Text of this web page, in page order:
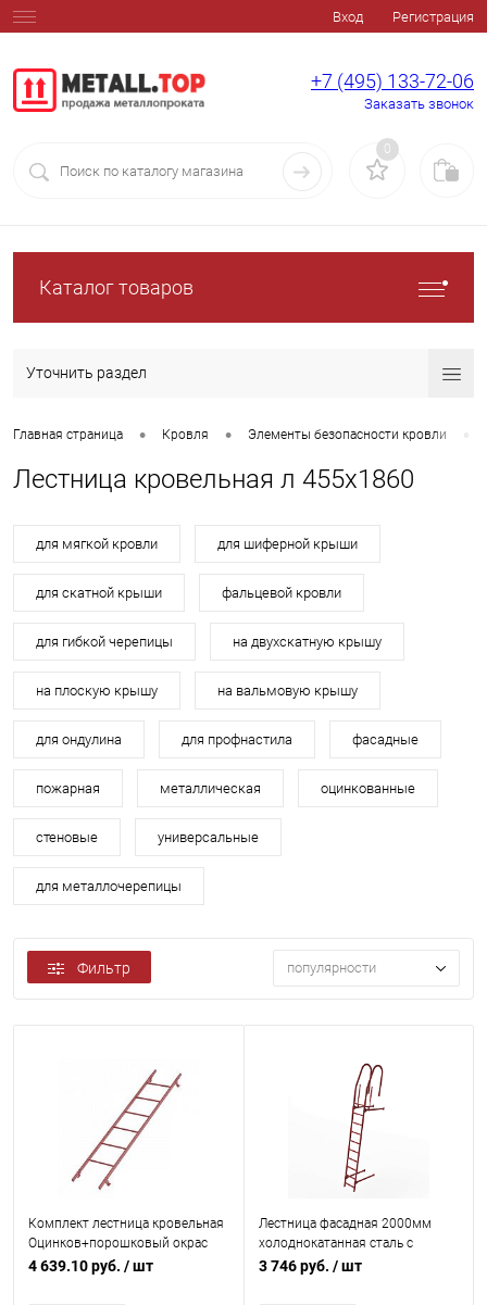
Вход Регистрация
+7 (495) 133-72-06
Заказать звонок
0
Каталог товаров
Уточнить раздел
Главная страница • Кровля • Элементы безопасности кровли
Лестница кровельная л 455х1860
для мягкой кровли для шиферной крыши
для скатной крыши фальцевой кровли
для гибкой черепицы на двухскатную крышу
на плоскую крышу на вальмовую крышу
для ондулина для профнастила фасадные
пожарная металлическая оцинкованные
стеновые универсальные
для металлочерепицы
Фильтр популярности
Комплект лестница кровельная
Оцинков+порошковый окрас
1800мм Borge
4 639.10 руб. / шт
Лестница фасадная 2000мм
холоднокатанная сталь с
порошковым покрытием RAL
3 746 руб. / шт